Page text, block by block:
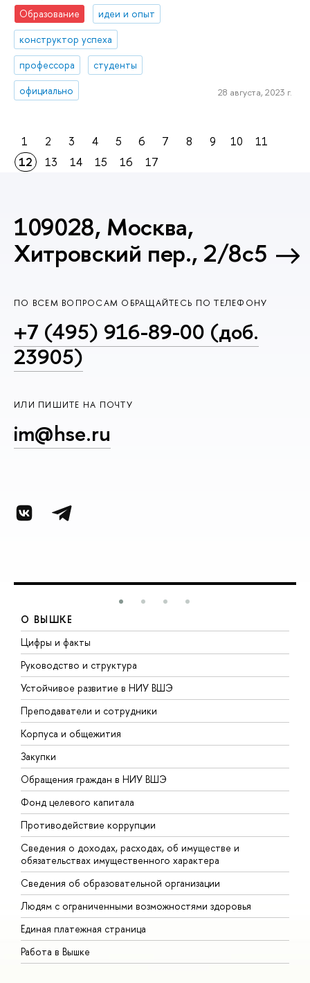
Образование
идеи и опыт
конструктор успеха
профессора
студенты
официально
28 августа, 2023 г.
1 2 3 4 5 6 7 8 9 10
11
12
13 14 15 16 17
109028, Москва,
Хитровский пер., 2/8с5
ПО ВСЕМ ВОПРОСАМ ОБРАЩАЙТЕСЬ ПО ТЕЛЕФОНУ
+7 (495) 916-89-00 (доб.
23905)
ИЛИ ПИШИТЕ НА ПОЧТУ
im@hse.ru
О ВЫШКЕ
Цифры и факты
Руководство и структура
Устойчивое развитие в НИУ ВШЭ
Преподаватели и сотрудники
Корпуса и общежития
Закупки
Обращения граждан в НИУ ВШЭ
Фонд целевого капитала
Противодействие коррупции
Сведения о доходах, расходах, об имуществе и
обязательствах имущественного характера
Сведения об образовательной организации
Людям с ограниченными возможностями здоровья
Единая платежная страница
Работа в Вышке